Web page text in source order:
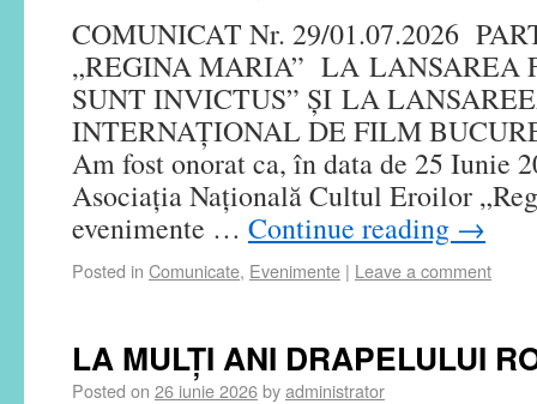
COMUNICAT Nr. 29/01.07.2026
„REGINA MARIA” LA LANSAREA
SUNT INVICTUS” ȘI LA
INTERNAȚIONAL DE FILM
Am fost onorat ca, în data de 25 Iunie
Asociația Națională Cultul Eroilor
evenimente … Continue reading →
Posted in Comunicate, Evenimente | Leave a comment
LA MULȚI ANI DRAPELULUI
Posted on 26 iunie 2026byadministrator